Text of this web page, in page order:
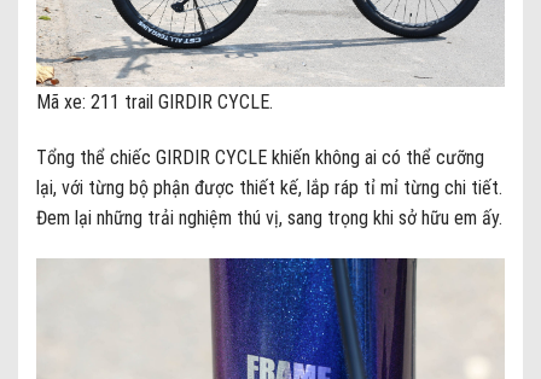
Mã xe: 211 trail GIRDIR CYCLE.
Tổng thể chiếc GIRDIR CYCLE khiến không ai có thể cưỡng
lại, với từng bộ phận được thiết kế, lắp ráp tỉ mỉ từng chi tiết.
Đem lại những trải nghiệm thú vị, sang trọng khi sở hữu em ấy.